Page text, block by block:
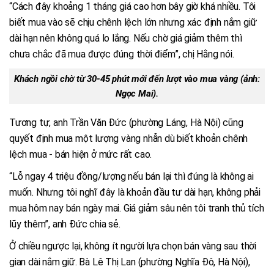
“Cách đây khoảng 1 tháng giá cao hơn bây giờ khá nhiều. Tôi
biết mua vào sẽ chịu chênh lệch lớn nhưng xác định nắm giữ
dài hạn nên không quá lo lắng. Nếu chờ giá giảm thêm thì
chưa chắc đã mua được đúng thời điểm”, chị Hằng nói.
Khách ngồi chờ từ 30-45 phút mới đến lượt vào mua vàng (ảnh:
Ngọc Mai).
Tương tự, anh Trần Văn Đức (phường Láng, Hà Nội) cũng
quyết định mua một lượng vàng nhẫn dù biết khoản chênh
lệch mua - bán hiện ở mức rất cao.
“Lỗ ngay 4 triệu đồng/lượng nếu bán lại thì đúng là không ai
muốn. Nhưng tôi nghĩ đây là khoản đầu tư dài hạn, không phải
mua hôm nay bán ngày mai. Giá giảm sâu nên tôi tranh thủ tích
lũy thêm”, anh Đức chia sẻ.
Ở chiều ngược lại, không ít người lựa chọn bán vàng sau thời
gian dài nắm giữ. Bà Lê Thị Lan (phường Nghĩa Đô, Hà Nội),